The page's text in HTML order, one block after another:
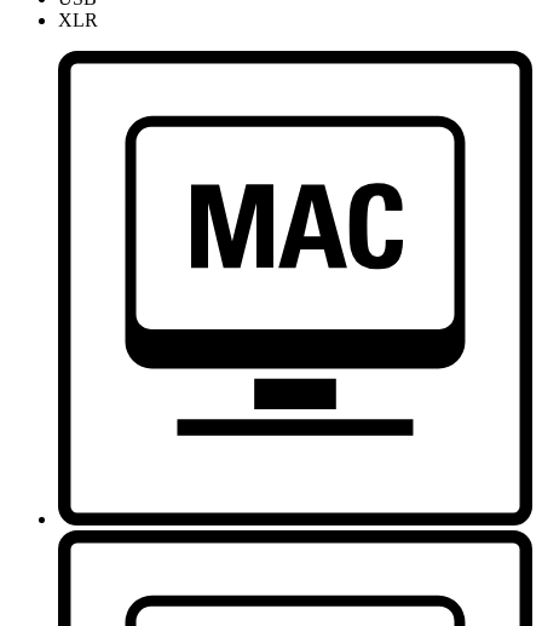
XLR